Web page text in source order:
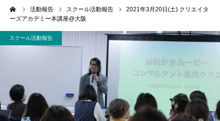
活動報告 スクール活動報告
2021年3月20日(土) クリエイタ
ーズアカデミー本講座@大阪
スクール活動報告
活動報告